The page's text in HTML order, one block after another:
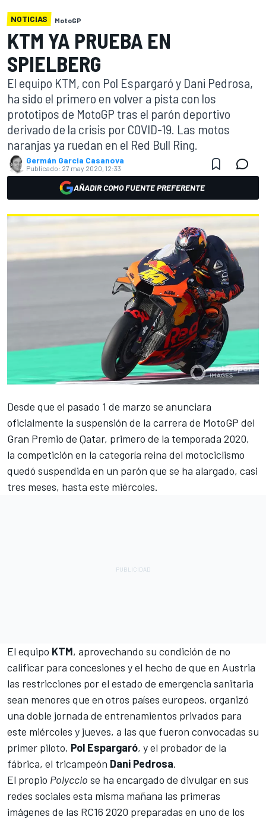
NOTICIAS MotoGP
KTM YA PRUEBA EN
SPIELBERG
El equipo KTM, con Pol Espargaró y Dani Pedrosa,
ha sido el primero en volver a pista con los
prototipos de MotoGP tras el parón deportivo
derivado de la crisis por COVID-19. Las motos
naranjas ya ruedan en el Red Bull Ring.
Germán Garcia Casanova
Publicado: 27 may 2020, 12:33
AÑADIR COMO FUENTE PREFERENTE
Desde que el pasado 1 de marzo se anunciara
oficialmente la suspensión de la carrera de MotoGP del
Gran Premio de Qatar, primero de la temporada 2020,
la competición en la categoría reina del motociclismo
quedó suspendida en un parón que se ha alargado, casi
tres meses, hasta este miércoles.
El equipo KTM, aprovechando su condición de no
calificar para concesiones y el hecho de que en Austria
las restricciones por el estado de emergencia sanitaria
sean menores que en otros países europeos, organizó
una doble jornada de entrenamientos privados para
este miércoles y jueves, a las que fueron convocadas su
primer piloto, Pol Espargaró, y el probador de la
fábrica, el tricampeón Dani Pedrosa.
El propio Polyccio se ha encargado de divulgar en sus
redes sociales esta misma mañana las primeras
imágenes de las RC16 2020 preparadas en uno de los